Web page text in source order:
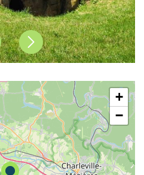
PrécédentSuivant
+
−